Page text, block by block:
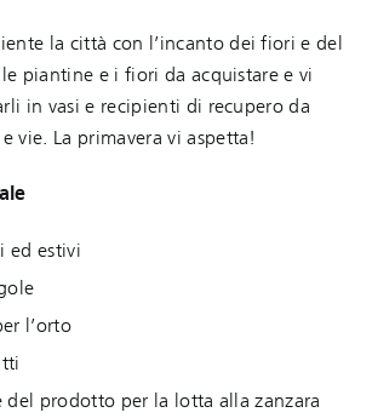
la città con l’incanto dei fiori e del
piantine e i fiori da acquistare e vi
in vasi e recipienti di recupero da
vie. La primavera vi aspetta!
ed estivi
l’orto
del prodotto per la lotta alla zanzara